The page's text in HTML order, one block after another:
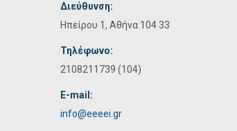
Διεύθυνση:
Ηπείρου 1, Αθήνα 104 33
Τηλέφωνο:
2108211739 (104)
E-mail:
info@eeeei.gr